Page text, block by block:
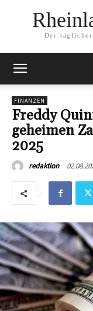
Der
FINANZEN
Freddy
geheimen
2025
redaktion